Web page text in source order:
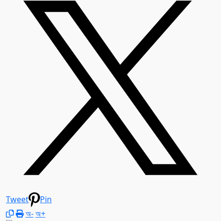
Tweet
Pin
অ-অ+